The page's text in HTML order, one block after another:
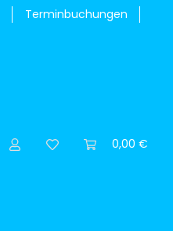
Terminbuchungen
0,00 €